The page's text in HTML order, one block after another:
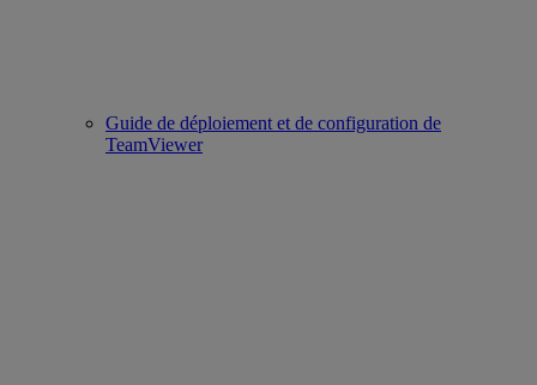
Guide de déploiement et de configuration de
TeamViewer